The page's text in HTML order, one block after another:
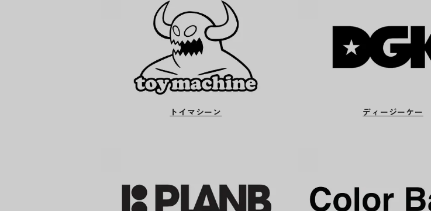
トイマシーン ディージーケー